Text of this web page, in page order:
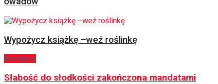
Wypożycz książkę –weź roślinkę
Następny
Słabość do słodkości zakończona mandatami